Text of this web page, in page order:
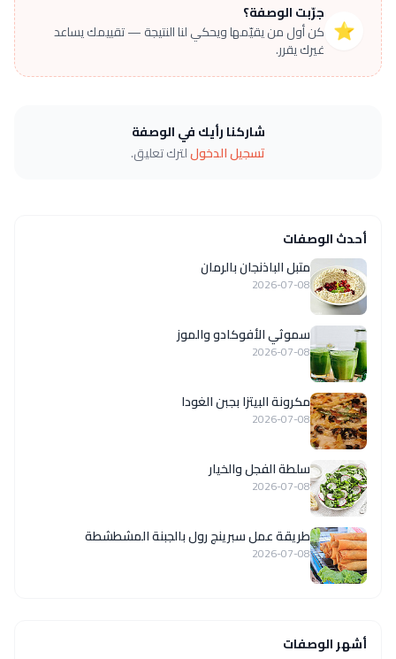
⭐
جرّبت الوصفة؟
كن أول من يقيّمها ويحكي لنا النتيجة — تقييمك يساعد
غيرك يقرر.
شاركنا رأيك في الوصفة
تسجيل الدخوللترك تعليق.
أحدث الوصفات
متبل الباذنجان بالرمان
2026-07-08
سموثي الأفوكادو والموز
2026-07-08
مكرونة البيتزا بجبن الغودا
2026-07-08
سلطة الفجل والخيار
2026-07-08
طريقة عمل سبرينج رول بالجبنة المشطشطة
2026-07-08
أشهر الوصفات